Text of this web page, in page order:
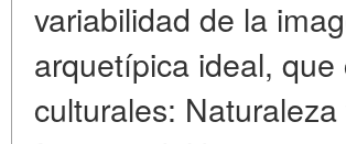
variabilidad de la
arquetípica ideal,
culturales: